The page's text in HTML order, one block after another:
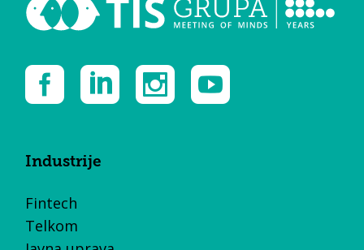
Industrije
Fintech
Telkom